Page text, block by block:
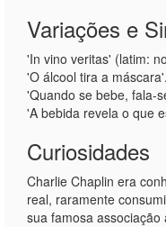
Variações e
'In vino veritas' (latim:
'O álcool tira a máscara'.
'Quando se bebe, fala-
'A bebida revela o que
Curiosidades
Charlie Chaplin era
real, raramente
sua famosa